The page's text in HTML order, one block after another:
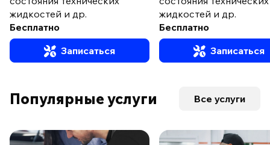
жидкостей и др.
Бесплатно
Записаться
жидкостей и др.
Бесплатно
Записаться
Популярные услуги Все услуги